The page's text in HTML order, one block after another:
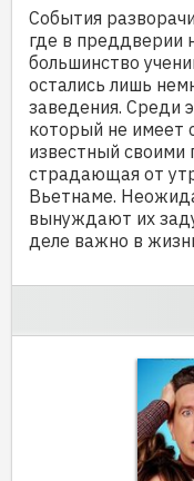
События
где в преддверии
большинство
остались лишь
заведения. Среди
который не имеет
известный своими
страдающая от
Вьетнаме.
вынуждают их
деле важно в